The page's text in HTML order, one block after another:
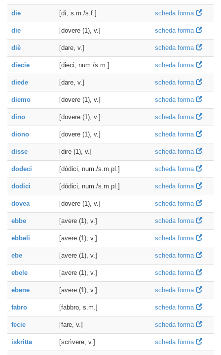
die [dì, s.m./s.f.] scheda forma
die [dovere (1), v.] scheda forma
diè [dare, v.] scheda forma
diecie [dieci, num./s.m.] scheda forma
diede [dare, v.] scheda forma
diemo [dovere (1), v.] scheda forma
dino [dovere (1), v.] scheda forma
diono [dovere (1), v.] scheda forma
disse [dire (1), v.] scheda forma
dodeci [dódici, num./s.m.pl.] scheda forma
dodici [dódici, num./s.m.pl.] scheda forma
dovea [dovere (1), v.] scheda forma
ebbe [avere (1), v.] scheda forma
ebbeli [avere (1), v.] scheda forma
ebe [avere (1), v.] scheda forma
ebele [avere (1), v.] scheda forma
ebene [avere (1), v.] scheda forma
fabro [fabbro, s.m.] scheda forma
fecie [fare, v.] scheda forma
iskritta [scrìvere, v.] scheda forma